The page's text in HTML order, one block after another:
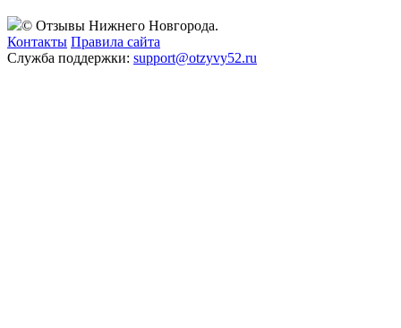
© Отзывы Нижнего Новгорода.
Контакты Правила сайта
Служба поддержки: support@otzyvy52.ru